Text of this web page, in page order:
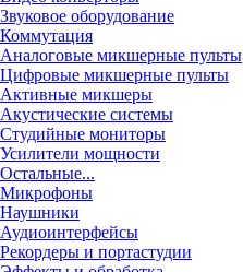
Звуковое оборудование
Коммутация
Аналоговые микшерные пульты
Цифровые микшерные пульты
Активные микшеры
Акустические системы
Студийные мониторы
Усилители мощности
Остальные...
Микрофоны
Наушники
Аудиоинтерфейсы
Рекордеры и портастудии